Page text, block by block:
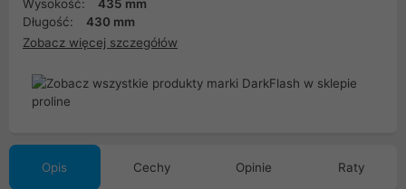
Wysokość:
435 mm
Długość:
430 mm
Zobacz więcej szczegółów
Opis Cechy Opinie Raty